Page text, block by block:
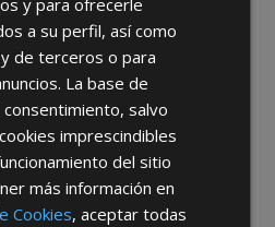
laPolítica de Privacidad
venta a tiendas y empresas minoristas y
mayoristas.
a su perfil, así como
de terceros o para
La base de
salvo
imprescindibles
del sitio
más información en
Cookies, aceptar todas